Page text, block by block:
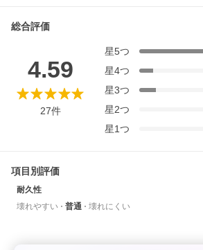
総合評価
4.59
27件
星5つ
星4つ
星3つ
星2つ
星1つ
項目別評価
耐久性
壊れやすい
普通 壊れにくい